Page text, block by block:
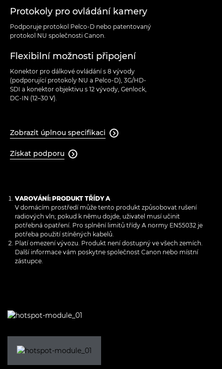
Protokoly pro ovládání kamery
Podporuje protokol Pelco-D nebo patentovaný
protokol NU společnosti Canon.
Flexibilní možnosti připojení
Konektor pro dálkové ovládání s 8 vývody
(podporující protokoly NU a Pelco-D), 3G/HD-
SDI a konektor objektivu s 12 vývody, Genlock,
DC-IN (12–30 V).
Zobrazit úplnou specifikaci 
Získat podporu 
VAROVÁNÍ: PRODUKT TŘÍDY A
V domácím prostředí může tento produkt způsobovat rušení
radiových vln; pokud k němu dojde, uživatel musí učinit
potřebná opatření. Pro splnění limitů třídy A normy EN55032 je
potřeba použití stíněných kabelů.
Platí omezení vývozu. Produkt není dostupný ve všech zemích.
Další informace vám poskytne společnost Canon nebo místní
zástupce.